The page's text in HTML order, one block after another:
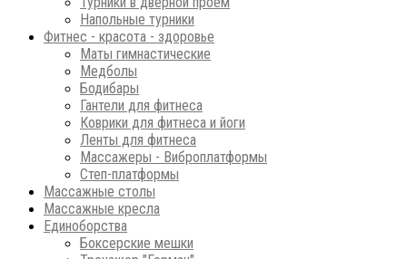
Напольные турники
Фитнес - красота - здоровье
Маты гимнастические
Медболы
Бодибары
Гантели для фитнеса
Коврики для фитнеса и йоги
Ленты для фитнеса
Массажеры - Виброплатформы
Степ-платформы
Массажные столы
Массажные кресла
Единоборства
Боксерские мешки